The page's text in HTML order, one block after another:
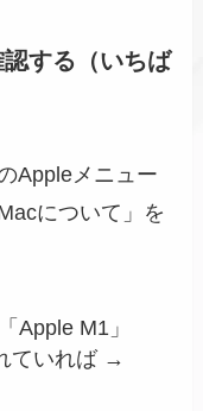
する（いちば
Appleメニュー
について」を
Apple M1」
ていれば →